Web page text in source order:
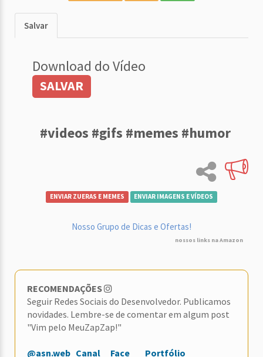
Salvar
Download do Vídeo
SALVAR
#videos #gifs #memes #humor
ENVIAR ZUERAS E MEMES ENVIAR IMAGENS E VÍDEOS
Nosso Grupo de Dicas e Ofertas!
nossos links na Amazon
RECOMENDAÇÕES
Seguir Redes Sociais do Desenvolvedor. Publicamos
novidades. Lembre-se de comentar em algum post
"Vim pelo MeuZapZap!"
@asn.web Canal Face Portfólio